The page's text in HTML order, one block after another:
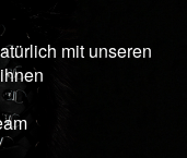
mit unseren